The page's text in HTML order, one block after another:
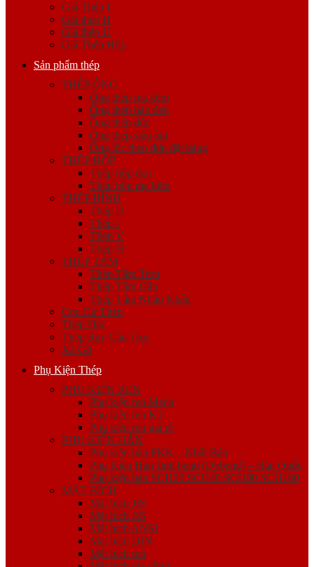
Giá Thép I
Giá thép H
Giá thép U
Giá Thép Hộp
Sản phẩm thép
THÉP ỐNG
Ống thép mạ kẽm
Ống thép hàn đen
Ống thép đúc
Ống thép siêu âm
Ống lốc theo đơn đặt hàng
THÉP HỘP
Thép hộp đen
Thép hộp mạ kẽm
THÉP HÌNH
Thép U
Thép I
Thép V
Thép H
THÉP TẤM
Thép Tấm Trơn
Thép Tấm Gân
Thép Tấm Nhập Khẩu
Cọc Cừ Thép
Thép Đặc
Thép Ray Cầu Trục
Xà Gồ
Phụ Kiện Thép
PHỤ KIỆN REN
Phụ kiện ren Mech
Phụ kiện ren K1
Phụ kiện ren giá rẻ
PHỤ KIỆN HÀN
Phụ kiện hàn FKK – Nhật Bản
Phụ Kiện Hàn Jinil bend (Dybend) – Hàn Quốc
Phụ kiện hàn SCH20 SCH40 SCH80 SCH160
MẶT BÍCH
Mặt bích JIS
Mặt bích BS
Mặt bích ANSI
Mặt bích DIN
Mặt bích mù